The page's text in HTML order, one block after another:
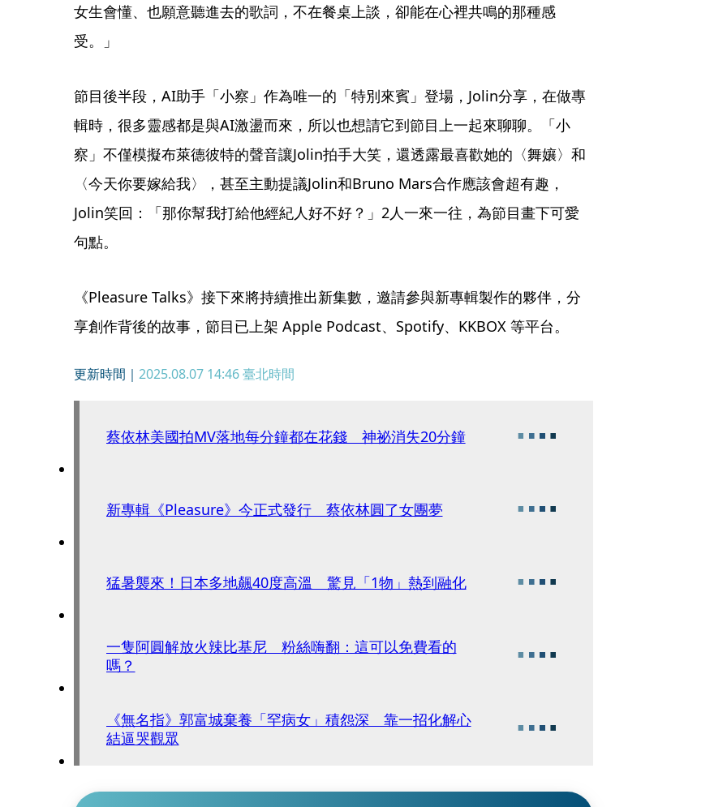
女生會懂、也願意聽進去的歌詞，不在餐桌上談，卻能在心裡共鳴的那種感
受。」
節目後半段，AI助手「小察」作為唯一的「特別來賓」登場，Jolin分享，在做專
輯時，很多靈感都是與AI激盪而來，所以也想請它到節目上一起來聊聊。「小
察」不僅模擬布萊德彼特的聲音讓Jolin拍手大笑，還透露最喜歡她的〈舞孃〉和
〈今天你要嫁給我〉，甚至主動提議Jolin和Bruno Mars合作應該會超有趣，
Jolin笑回：「那你幫我打給他經紀人好不好？」2人一來一往，為節目畫下可愛
句點。
《Pleasure Talks》接下來將持續推出新集數，邀請參與新專輯製作的夥伴，分
享創作背後的故事，節目已上架 Apple Podcast、Spotify、KKBOX 等平台。
更新時間｜ 2025.08.07 14:46臺北時間
蔡依林美國拍MV落地每分鐘都在花錢 神祕消失20分鐘
新專輯《Pleasure》今正式發行 蔡依林圓了女團夢
猛暑襲來！日本多地飆40度高溫 驚見「1物」熱到融化
一隻阿圓解放火辣比基尼 粉絲嗨翻：這可以免費看的
嗎？
《無名指》郭富城棄養「罕病女」積怨深 靠一招化解心
結逼哭觀眾